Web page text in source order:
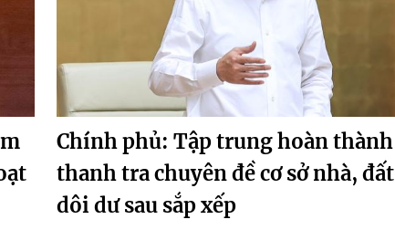
Chính phủ: Tập trung hoàn thành
thanh tra chuyên đề cơ sở nhà, đất
dôi dư sau sắp xếp